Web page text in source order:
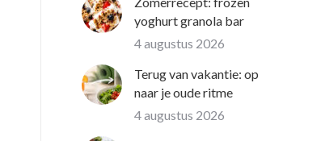
yoghurt granola bar
4 augustus 2026
Terug van vakantie: op
naar je oude ritme
4 augustus 2026